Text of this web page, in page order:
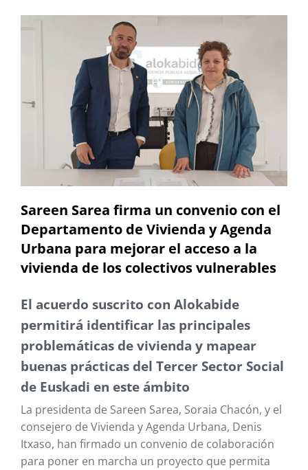
Sareen Sarea firma un convenio con el
Departamento de Vivienda y Agenda
Urbana para mejorar el acceso a la
vivienda de los colectivos vulnerables
El acuerdo suscrito con Alokabide
permitirá identificar las principales
problemáticas de vivienda y mapear
buenas prácticas del Tercer Sector Social
de Euskadi en este ámbito
La presidenta de Sareen Sarea, Soraia Chacón, y el
consejero de Vivienda y Agenda Urbana, Denis
Itxaso, han firmado un convenio de colaboración
para poner en marcha un proyecto que permita